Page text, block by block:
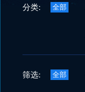
分类: 全部
筛选: 全部